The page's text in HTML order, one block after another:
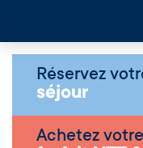
Réservez
séjour
Achetez votre